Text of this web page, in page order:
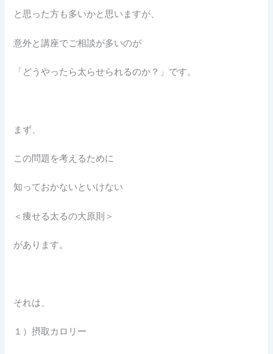
と思った方も多いかと思いますが、
意外と講座でご相談が多いのが
「どうやったら太らせられるのか？」です。
まず、
この問題を考えるために
知っておかないといけない
＜痩せる太るの大原則＞
があります。
それは、
１）摂取カロリー